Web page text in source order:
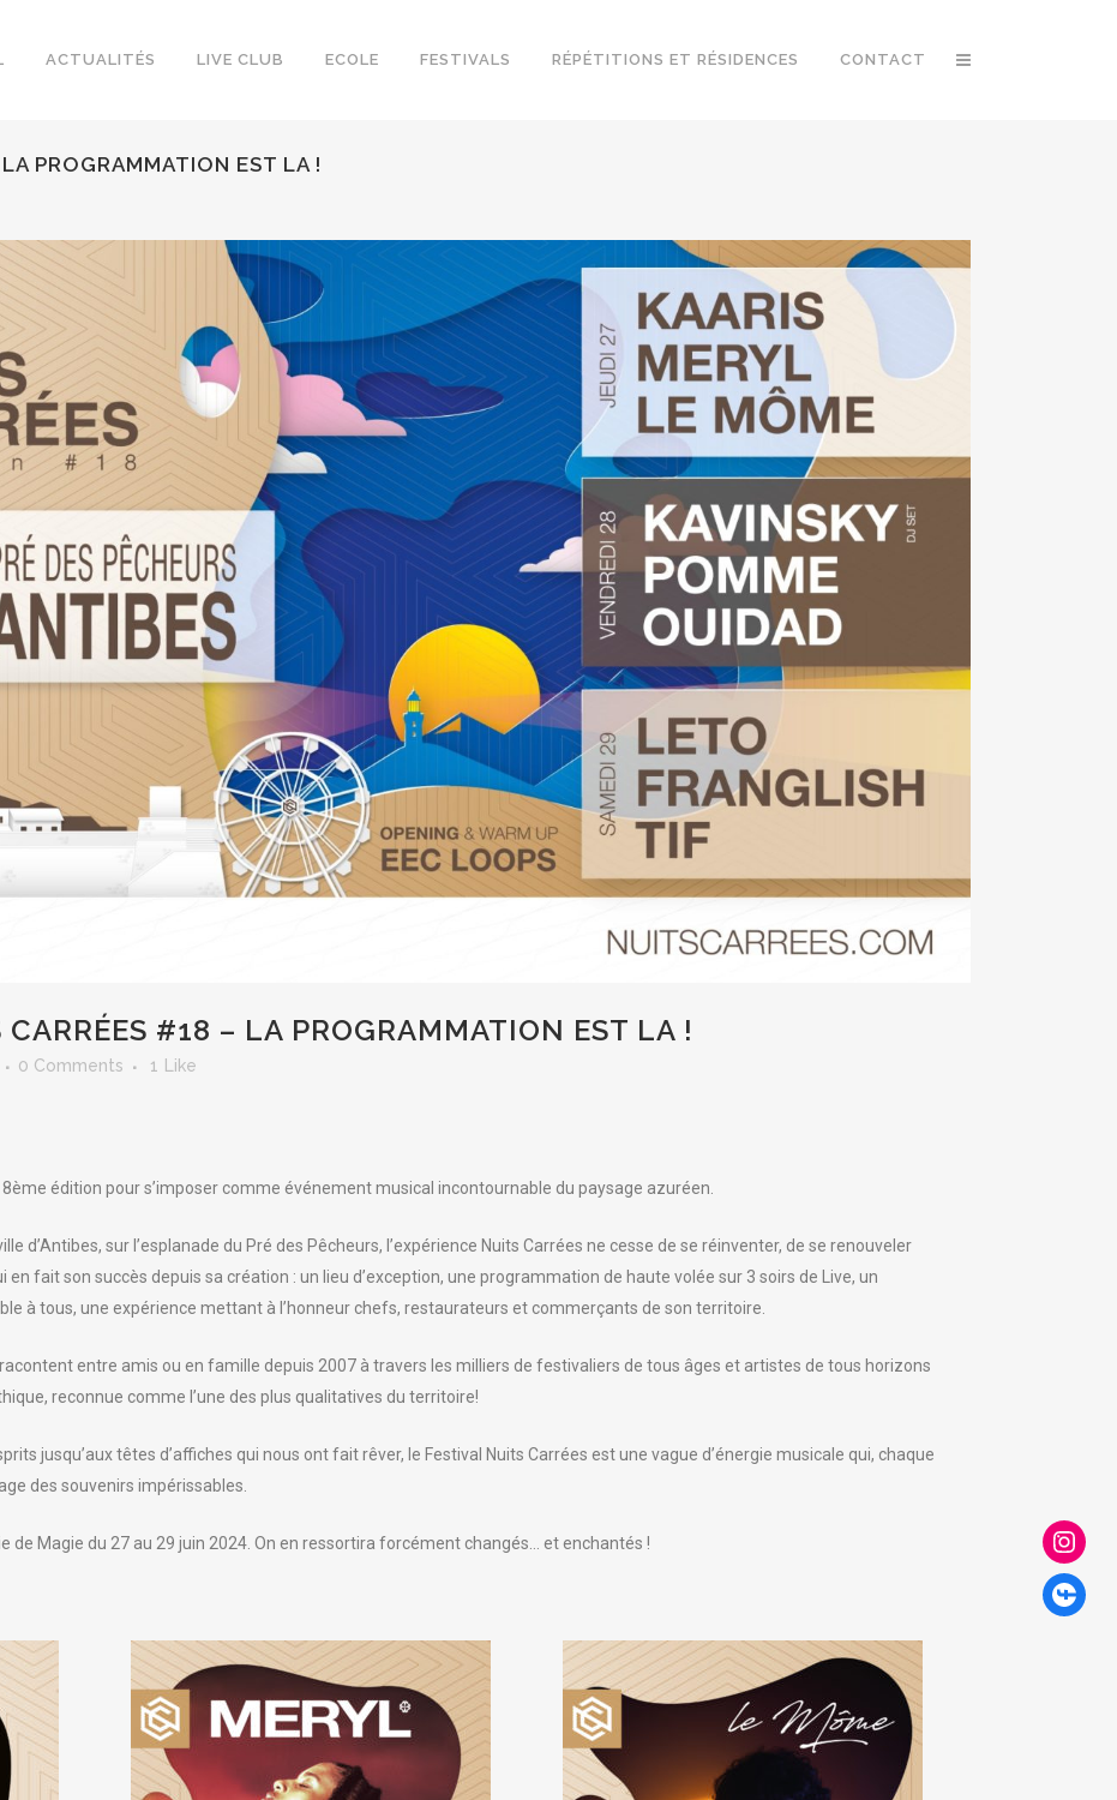
ACTUALITÉS LIVE CLUB ECOLE FESTIVALS RÉPÉTITIONS ET RÉSIDENCES CONTACT
PROGRAMMATION EST LA !
#18 – LA PROGRAMMATION EST LA !
0 Comments 1 Like
édition pour s’imposer comme événement musical incontournable du paysage azuréen.
d’Antibes, sur l’esplanade du Pré des Pêcheurs, l’expérience Nuits Carrées ne cesse de se réinventer, de se renouveler
en fait son succès depuis sa création : un lieu d’exception, une programmation de haute volée sur 3 soirs de Live, un
à tous, une expérience mettant à l’honneur chefs, restaurateurs et commerçants de son territoire.
racontent entre amis ou en famille depuis 2007 à travers les milliers de festivaliers de tous âges et artistes de tous horizons
reconnue comme l’une des plus qualitatives du territoire!
jusqu’aux têtes d’affiches qui nous ont fait rêver, le Festival Nuits Carrées est une vague d’énergie musicale qui, chaque
des souvenirs impérissables.
de Magie du 27 au 29 juin 2024. On en ressortira forcément changés… et enchantés !